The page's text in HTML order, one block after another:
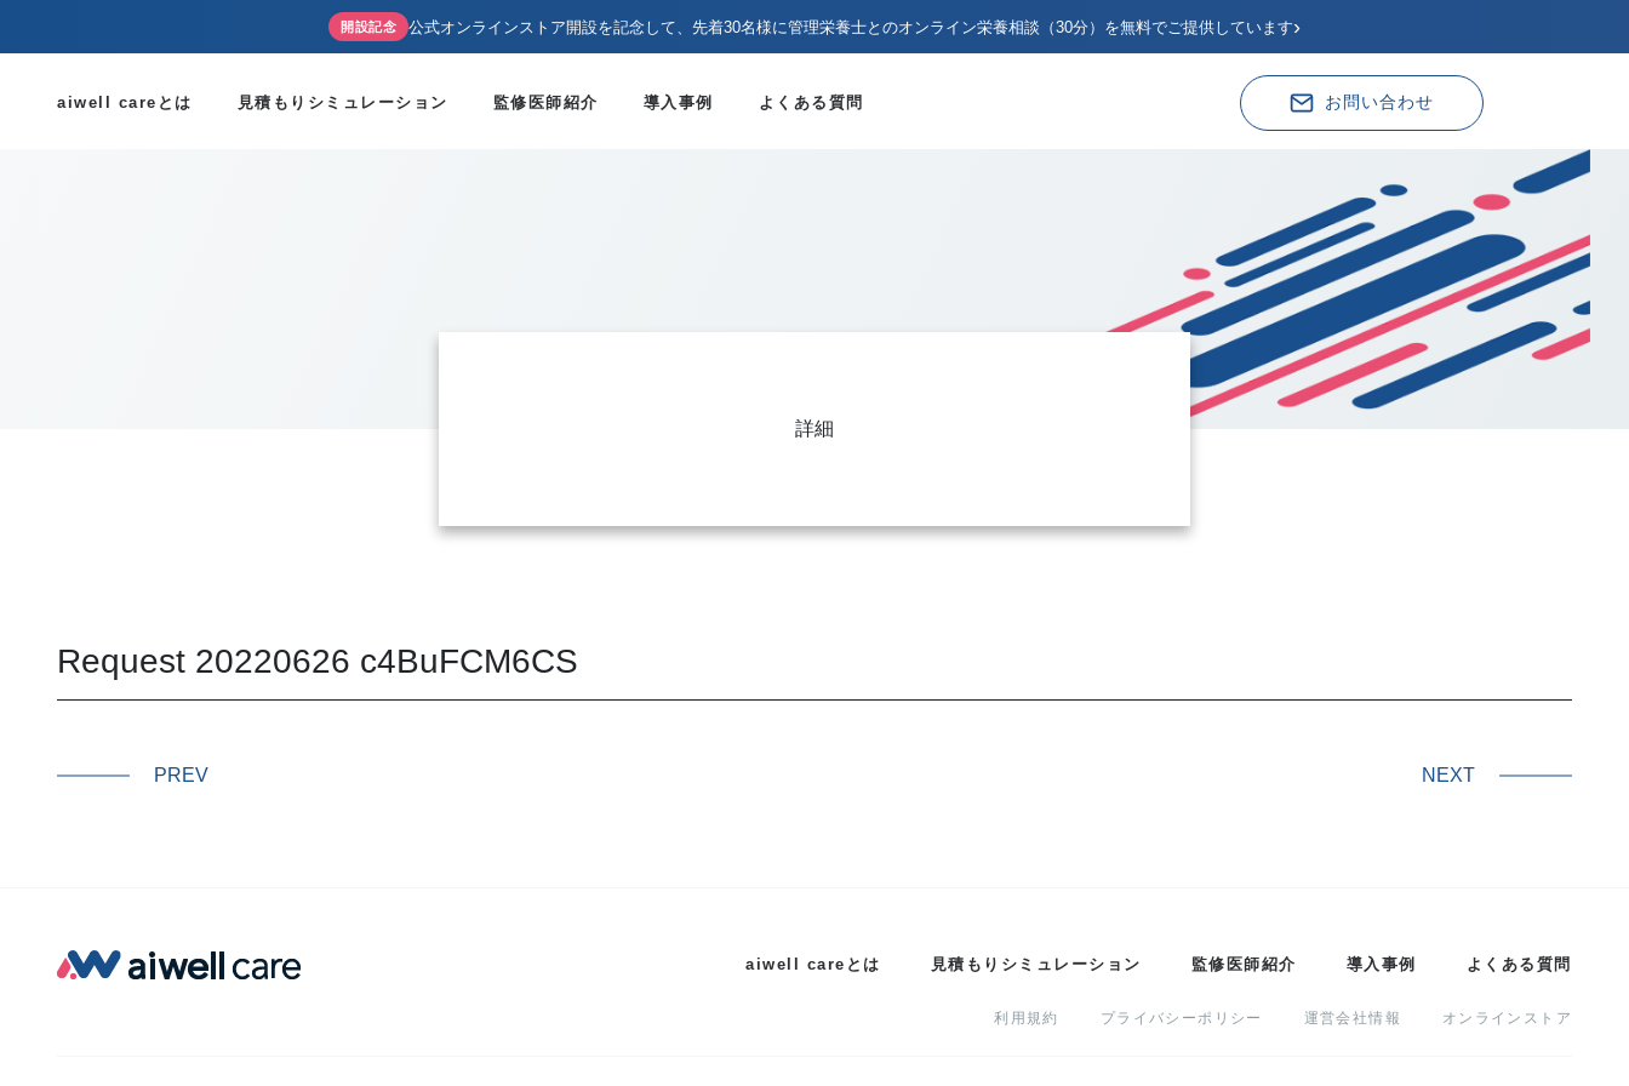
開設記念 公式オンラインストア開設を記念して、先着30名様に管理栄養士とのオンライン栄養相談（30分）を無料でご提供しています›
aiwell careとは 見積もりシミュレーション 監修医師紹介 導入事例 よくある質問 お問い合わせ
詳細
Request 20220626 c4BuFCM6CS
PREV NEXT
aiwell careとは 見積もりシミュレーション 監修医師紹介 導入事例 よくある質問
利用規約 プライバシーポリシー 運営会社情報 オンラインストア